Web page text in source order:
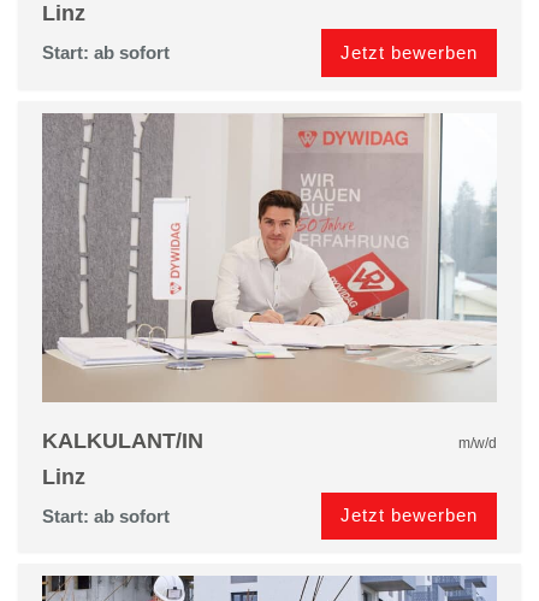
Linz
Start: ab sofort Jetzt bewerben
KALKULANT/IN m/w/d
Linz
Start: ab sofort Jetzt bewerben